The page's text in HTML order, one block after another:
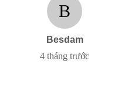
B
Besdam
4 tháng trước